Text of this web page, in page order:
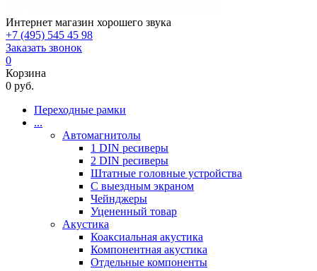
Интернет магазин хорошего звука
+7 (495) 545 45 98
Заказать звонок
0
Корзина
0 руб.
Переходные рамки
...
Автомагнитолы
1 DIN ресиверы
2 DIN ресиверы
Штатные головные устройства
С выездным экраном
Чейнджеры
Уцененный товар
Акустика
Коаксиальная акустика
Компонентная акустика
Отдельные компоненты